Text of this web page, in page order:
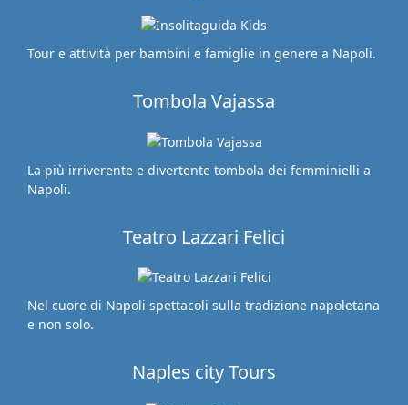
Tour e attività per bambini e famiglie in genere a Napoli.
Tombola Vajassa
La più irriverente e divertente tombola dei femminielli a
Napoli.
Teatro Lazzari Felici
Nel cuore di Napoli spettacoli sulla tradizione napoletana
e non solo.
Naples city Tours